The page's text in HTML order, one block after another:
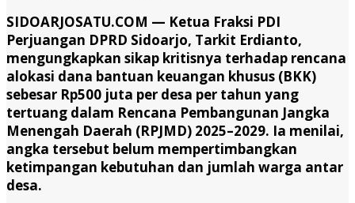
SIDOARJOSATU.COM — Ketua Fraksi PDI
Perjuangan DPRD Sidoarjo, Tarkit Erdianto,
mengungkapkan sikap kritisnya terhadap rencana
alokasi dana bantuan keuangan khusus (BKK)
sebesar Rp500 juta per desa per tahun yang
tertuang dalam Rencana Pembangunan Jangka
Menengah Daerah (RPJMD) 2025–2029. Ia menilai,
angka tersebut belum mempertimbangkan
ketimpangan kebutuhan dan jumlah warga antar
desa.